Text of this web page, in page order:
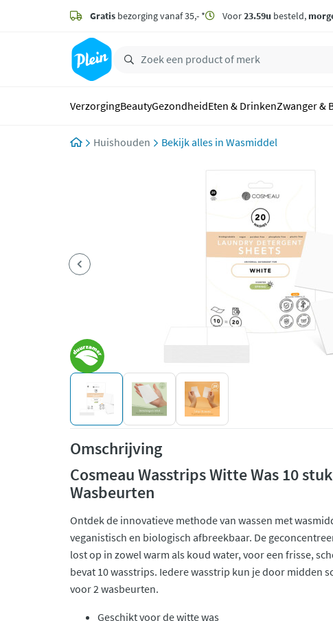
zoeken
hoofdinhoud
Gratis bezorging vanaf 35,- * Voor23.59u besteld,
VerzorgingBeautyGezondheidEten & DrinkenZwanger &
Huishouden Wasmiddel
Omschrijving
Cosmeau Wasstrips Witte Was 10
Wasbeurten
Ontdek de innovatieve methode van wassen met
veganistisch en biologisch afbreekbaar. De
lost op in zowel warm als koud water, voor een frisse,
bevat 10 wasstrips. Iedere wasstrip kun je door midden
voor 2 wasbeurten.
Geschikt voor de witte was